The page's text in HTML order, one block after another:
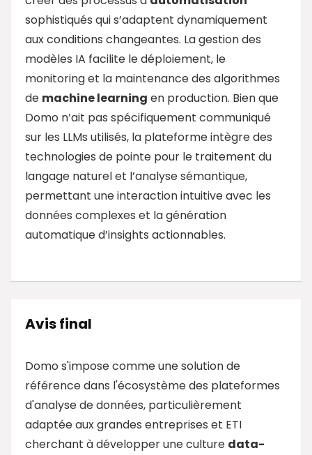
sophistiqués qui s’adaptent dynamiquement
aux conditions changeantes. La gestion des
modèles IA facilite le déploiement, le
monitoring et la maintenance des algorithmes
de machine learning en production. Bien que
Domo n’ait pas spécifiquement communiqué
sur les LLMs utilisés, la plateforme intègre des
technologies de pointe pour le traitement du
langage naturel et l’analyse sémantique,
permettant une interaction intuitive avec les
données complexes et la génération
automatique d’insights actionnables.
Avis final
Domo s'impose comme une solution de
référence dans l'écosystème des plateformes
d'analyse de données, particulièrement
adaptée aux grandes entreprises et ETI
cherchant à développer une culture data-